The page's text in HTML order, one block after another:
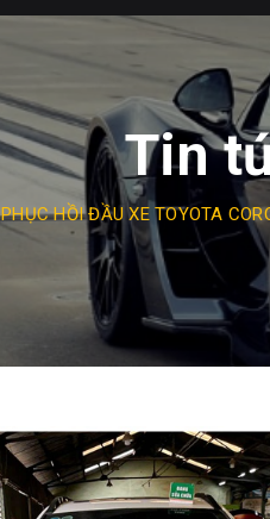
Tin
PHỤC HỒI ĐẦU XE TOYOTA